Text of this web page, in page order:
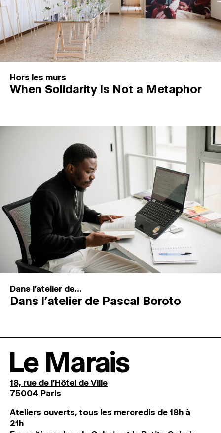
Hors les murs
When Solidarity Is Not a Metaphor
Dans l'atelier de...
Dans l’atelier de Pascal Boroto
Le Marais
18, rue de l'Hôtel de Ville
75004 Paris
Ateliers ouverts, tous les mercredis de 18h à
21h